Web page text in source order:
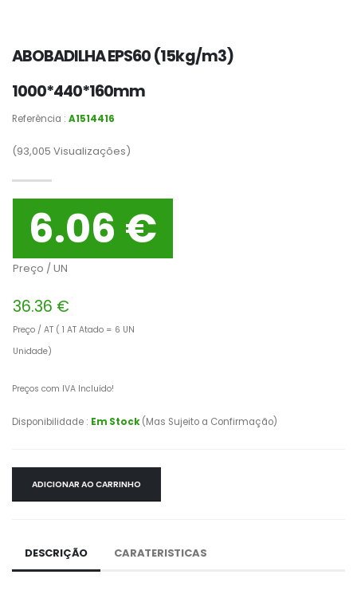
ABOBADILHA EPS60 (15kg/m3)
1000*440*160mm
Referência : A1514416
(93,005 Visualizações)
6.06 €
Preço / UN
36.36 €
Preço / AT ( 1 AT Atado = 6 UN
Unidade)
Preços com IVA Incluído!
Disponibilidade : Em Stock(Mas Sujeito a Confirmação)
ADICIONAR AO CARRINHO
DESCRIÇÃO CARATERISTICAS